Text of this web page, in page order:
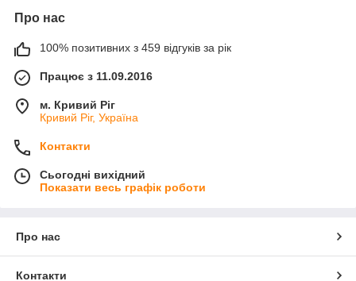
Про нас
100% позитивних з 459 відгуків за рік
Працює з 11.09.2016
м. Кривий Ріг
Кривий Ріг, Україна
Контакти
Сьогодні вихідний
Показати весь графік роботи
Про нас
Контакти